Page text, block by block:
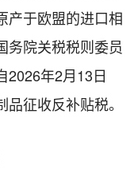
产于欧盟的进口相
务院关税税则委员
2026年2月13日
征收反补贴税。